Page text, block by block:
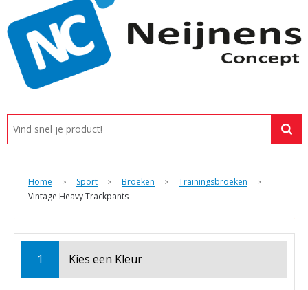
Tassen
Alle categorieën
Custom made
Home > Sport > Broeken > Trainingsbroeken >
Vintage Heavy Trackpants
1 Kies een Kleur